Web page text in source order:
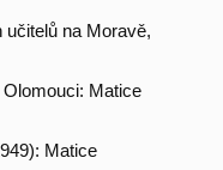
na Moravě,
Matice
Matice